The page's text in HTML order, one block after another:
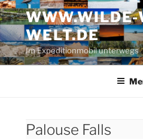
Zum
Inhalt
springenWELT.DE
Im Expeditionmobil unterwegs
Palouse Falls